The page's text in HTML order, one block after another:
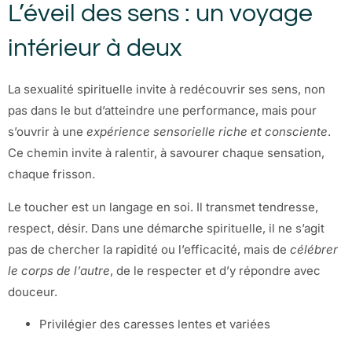
L’éveil des sens : un voyage
intérieur à deux
La sexualité spirituelle invite à redécouvrir ses sens, non
pas dans le but d’atteindre une performance, mais pour
s’ouvrir à une expérience sensorielle riche et consciente.
Ce chemin invite à ralentir, à savourer chaque sensation,
chaque frisson.
Le toucher est un langage en soi. Il transmet tendresse,
respect, désir. Dans une démarche spirituelle, il ne s’agit
pas de chercher la rapidité ou l’efficacité, mais de célébrer
le corps de l’autre, de le respecter et d’y répondre avec
douceur.
Privilégier des caresses lentes et variées